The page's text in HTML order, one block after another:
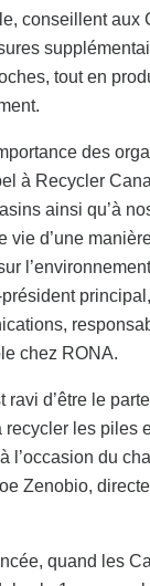
conseillent aux
tout en
des
à Recycler
ainsi qu’à
vie d’une
chez RONA.
ravi d’être le
recycler les piles
l’occasion du
Zenobio,
quand les